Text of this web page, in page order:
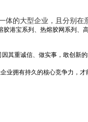
体的大型企业，且分别
港宝系列、热熔胶网系列、
其重诚信、做实事，敢创新
业拥有持久的核心竞争力，